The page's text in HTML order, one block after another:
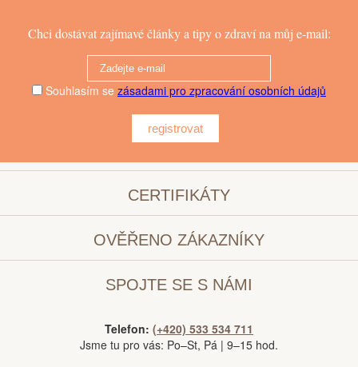
Chci dostávat zajímavé články a tipy o zdraví na můj e-mail:
Souhlasím se zásadami pro zpracování osobních údajů
registrovat
CERTIFIKÁTY
OVĚŘENO ZÁKAZNÍKY
SPOJTE SE S NÁMI
Telefon: (+420) 533 534 711
Jsme tu pro vás: Po–St, Pá | 9–15 hod.